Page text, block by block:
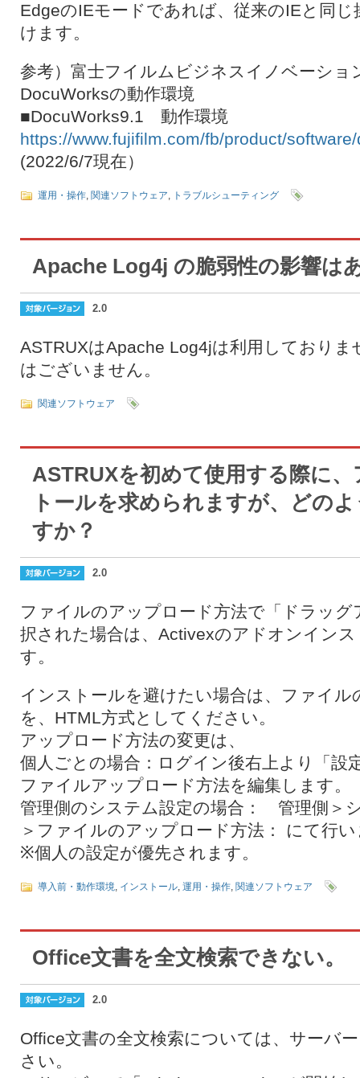
EdgeのIEモードであれば、従来のIEと同
けます。
参考）富士フイルムビジネスイノベーショ
DocuWorksの動作環境
■DocuWorks9.1 動作環境
https://www.fujifilm.com/fb/product/
(2022/6/7現在）
運用・操作, 関連ソフトウェア, トラブルシューティング
Apache Log4j の脆弱性の影響は
2.0
ASTRUXはApache Log4jは利用しておりま
はございません。
関連ソフトウェア
ASTRUXを初めて使用する際に
トールを求められますが、どの
すか？
2.0
ファイルのアップロード方法で「ドラッ
択された場合は、Activexのアドオンイン
す。
インストールを避けたい場合は、ファイル
を、HTML方式としてください。
アップロード方法の変更は、
個人ごとの場合：ログイン後右上より「設
ファイルアップロード方法を編集します。
管理側のシステム設定の場合： 管理側＞
＞ファイルのアップロード方法： にて行
※個人の設定が優先されます。
導入前・動作環境, インストール, 運用・操作, 関連ソフトウェア
Office文書を全文検索できない。
2.0
Office文書の全文検索については、サーバ
さい。